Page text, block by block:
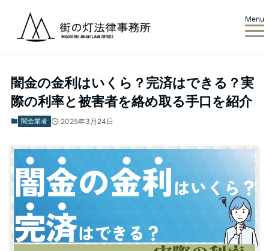
Menu
ホーム
闇金の金利はいくら？完済はできる？実
際の利率と被害者を絡め取る手口を紹介
闇金業者 2025年3月24日